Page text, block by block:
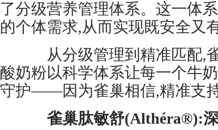
了分级营养管理体系。这一体
的个体需求,从而实现既安全又
从分级管理到精准匹配,
酸奶粉以科学体系让每一个牛
守护——因为雀巢相信,精准支
雀巢肽敏舒(Althéra®):